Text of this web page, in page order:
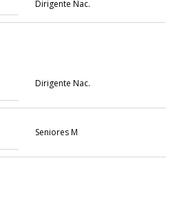
Dirigente Nac.
Dirigente Nac.
Seniores M